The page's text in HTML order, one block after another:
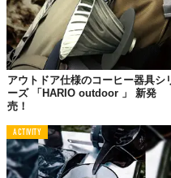
アウトドア仕様のコーヒー器具シ
ーズ 「HARIO outdoor 」 新発
売！
ACTIVITY